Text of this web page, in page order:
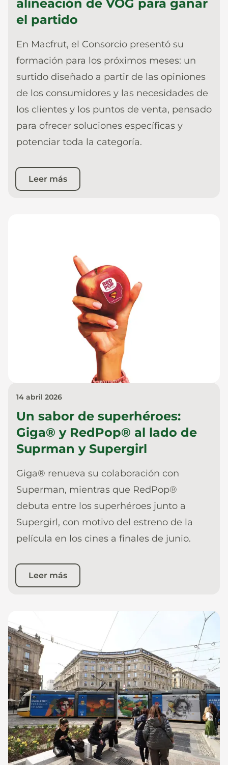
alineación de VOG para ganar
el partido
En Macfrut, el Consorcio presentó su
formación para los próximos meses: un
surtido diseñado a partir de las opiniones
de los consumidores y las necesidades de
los clientes y los puntos de venta, pensado
para ofrecer soluciones específicas y
potenciar toda la categoría.
Leer más
14 abril 2026
Un sabor de superhéroes:
Giga® y RedPop® al lado de
Suprman y Supergirl
Giga® renueva su colaboración con
Superman, mientras que RedPop®
debuta entre los superhéroes junto a
Supergirl, con motivo del estreno de la
película en los cines a finales de junio.
Leer más